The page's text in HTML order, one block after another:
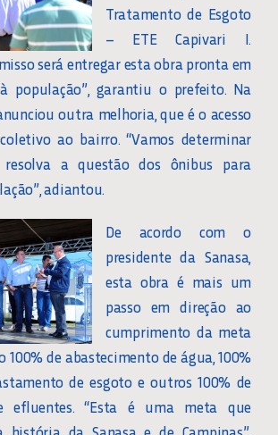
Tratamento de Esgoto
– ETE Capivari I.
será entregar esta obra pronta em
população”, garantiu o prefeito. Na
outra melhoria, que é o acesso
ao bairro. “Vamos determinar
a questão dos ônibus para
adiantou.
De acordo com o
presidente da Sanasa,
esta obra é mais um
passo em direção ao
cumprimento da meta
100% de abastecimento de água, 100%
de esgoto e outros 100% de
efluentes. “Esta é uma meta que